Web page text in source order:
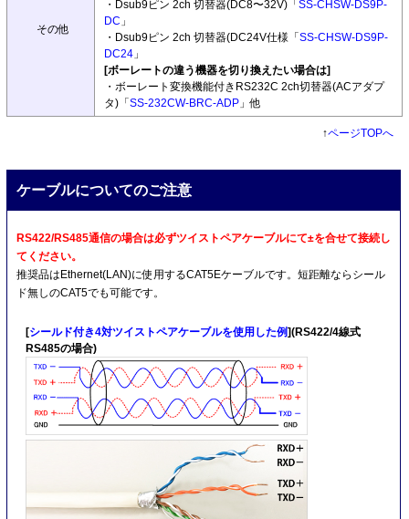
その他
・Dsub9ピン 2ch 切替器(DC8〜32V)「 SS-CHSW-DS9P-
DC 」
・Dsub9ピン 2ch 切替器(DC24V仕様「 SS-CHSW-DS9P-
DC24」
[ボーレートの違う機器を切り換えたい場合は]
・ボーレート変換機能付きRS232C 2ch切替器(ACアダプ
タ)「 SS-232CW-BRC-ADP」他
↑ページTOPへ
ケーブルについてのご注意
RS422/RS485通信の場合は必ずツイストペアケーブルにて±を合せて接続し
てください。
推奨品はEthernet(LAN)に使用するCAT5Eケーブルです。短距離ならシール
ド無しのCAT5でも可能です。
[シールド付き4対ツイストペアケーブルを使用した例](RS422/4線式
RS485の場合)